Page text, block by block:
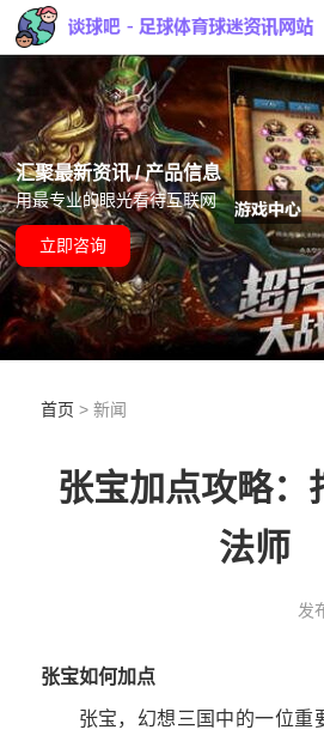
汇聚最新资讯 / 产品信息
用最专业的眼光看待互联网
立即咨询
首页 > 新闻
张宝加点攻略：
法师
发
张宝如何加点
张宝，幻想三国中的一位重